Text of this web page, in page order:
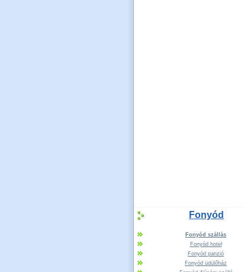
Fonyód
Fonyód szállás
Fonyód hotel
Fonyód panzió
Fonyód üdülőház